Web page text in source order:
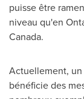
puisse être
niveau qu'en
Canada.
Actuellement,
bénéficie des